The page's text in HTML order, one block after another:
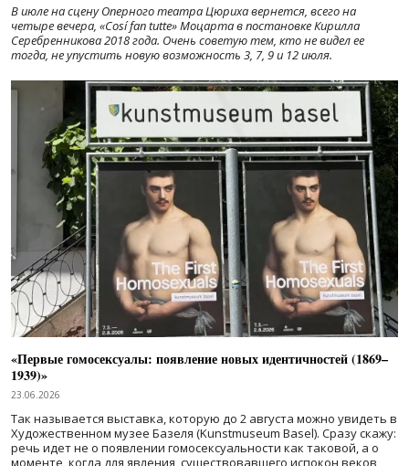
В июле на сцену Оперного театра Цюриха вернется, всего на
четыре вечера, «Cosí fan tutte» Моцарта в постановке Кирилла
Серебренникова 2018 года. Очень советую тем, кто не видел ее
тогда, не упустить новую возможность 3, 7, 9 и 12 июля.
«Первые гомосексуалы: появление новых идентичностей (1869–
1939)»
23.06.2026
Так называется выставка, которую до 2 августа можно увидеть в
Художественном музее Базеля (Kunstmuseum Basel). Сразу скажу:
речь идет не о появлении гомосексуальности как таковой, а о
моменте, когда для явления, существовавшего испокон веков,